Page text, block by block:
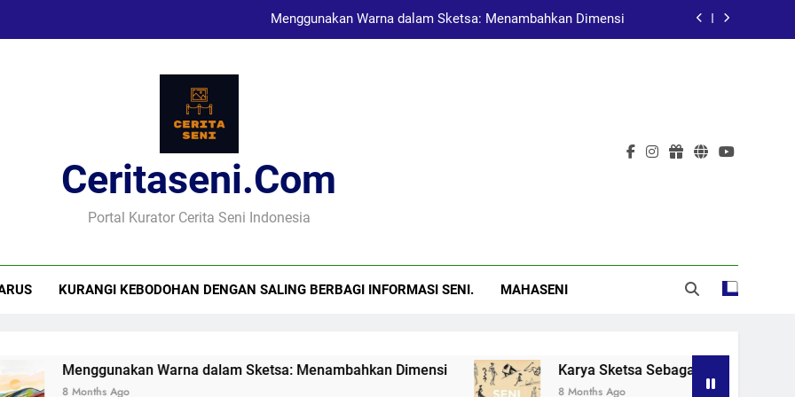
Menggunakan Warna dalam Sketsa: Menambahkan Dimensi
Seni Visual dan Implikasi Sosial: Menggugah Kesadaran Melalui Karya
Menggunakan Warna dalam Sketsa: Menambahkan Dimensi
Karya Sketsa Sebagai Alat Pembelajaran dalam Pendidikan Seni
Ceritaseni.com
Portal Kurator Cerita Seni Indonesia
KURANGI KEBODOHAN DENGAN SALING BERBAGI INFORMASI SENI. MAHASENI
Menggunakan Warna dalam Sketsa: Menambahkan Dimensi
8 Months Ago
Karya Sketsa Sebagai Alat Pembelajaran
8 Months Ago